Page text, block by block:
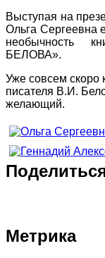
Выступая на
Ольга Сергеевна
необычность
БЕЛОВА».
Уже совсем скоро
писателя В.И.
желающий.
Метрика